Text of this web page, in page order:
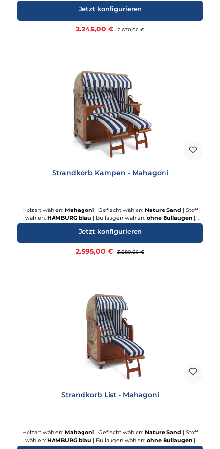
Terrassenrollen
Verkaufspreis:
2.245,00 € Regulärer Preis:
2.670,00 €
Jetzt konfigurieren
Strandkorb Kampen - Mahagoni
Holzart wählen: Mahagoni | Geflecht wählen: Nature Sand |
wählen: HAMBURG blau | Bullaugen wählen: ohne Bullaugen |
Verkaufspreis:
2.595,00 € Regulärer Preis:
3.080,00 €
Jetzt konfigurieren
Strandkorb List - Mahagoni
Holzart wählen: Mahagoni | Geflecht wählen: Nature Sand |
wählen: HAMBURG blau | Bullaugen wählen: ohne Bullaugen |